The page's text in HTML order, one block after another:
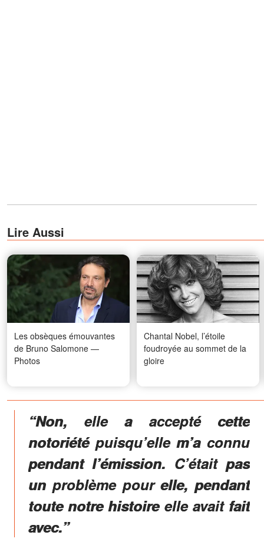
Lire Aussi
Les obsèques émouvantes
de Bruno Salomone —
Photos
Chantal Nobel, l’étoile
foudroyée au sommet de la
gloire
“Non, elle a accepté cette
notoriété puisqu’elle m’a connu
pendant l’émission. C’était pas
un problème pour elle, pendant
toute notre histoire elle avait fait
avec.”